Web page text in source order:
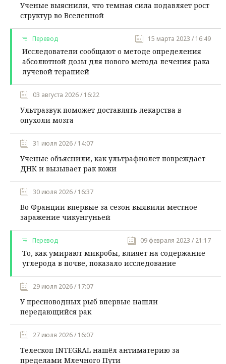
Ученые выяснили, что темная сила подавляет рост
структур во Вселенной
Перевод 15 марта 2023 / 16:49
Исследователи сообщают о методе определения
абсолютной дозы для нового метода лечения рака
лучевой терапией
03 августа 2026 / 16:22
Ультразвук поможет доставлять лекарства в
опухоли мозга
31 июля 2026 / 14:07
Ученые объяснили, как ультрафиолет повреждает
ДНК и вызывает рак кожи
30 июля 2026 / 16:37
Во Франции впервые за сезон выявили местное
заражение чикунгуньей
Перевод 09 февраля 2023 / 21:17
То, как умирают микробы, влияет на содержание
углерода в почве, показало исследование
29 июля 2026 / 17:07
У пресноводных рыб впервые нашли
передающийся рак
27 июля 2026 / 16:07
Телескоп INTEGRAL нашёл антиматерию за
пределами Млечного Пути